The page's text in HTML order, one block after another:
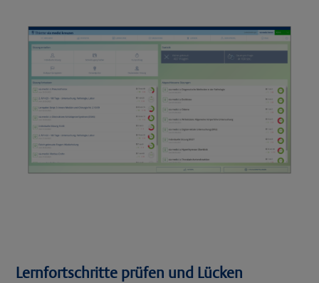
Lernfortschritte prüfen und Lücken